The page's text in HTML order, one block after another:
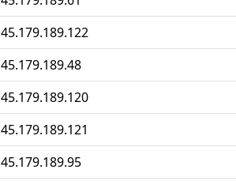
45.179.189.122
45.179.189.48
45.179.189.120
45.179.189.121
45.179.189.95